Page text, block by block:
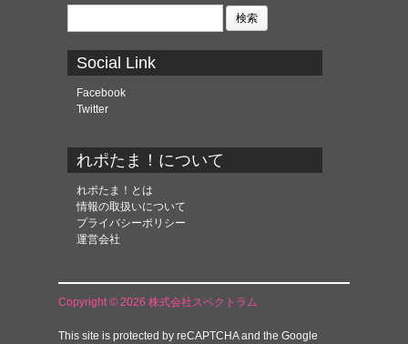
ブ
検
Social Link
Facebook
Twitter
れポたま！について
れポたま！とは
情報の取扱いについて
プライバシーポリシー
運営会社
Copyright © 2026 株式会社スペクトラム
This site is protected by reCAPTCHA and the Google